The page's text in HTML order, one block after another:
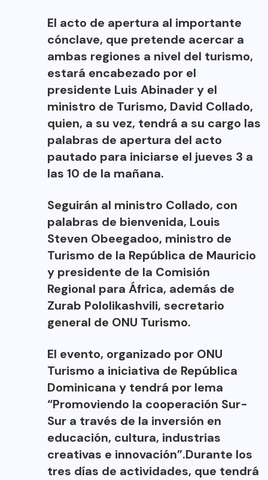
El acto de apertura al importante
cónclave, que pretende acercar a
ambas regiones a nivel del turismo,
estará encabezado por el
presidente Luis Abinader y el
ministro de Turismo, David Collado,
quien, a su vez, tendrá a su cargo las
palabras de apertura del acto
pautado para iniciarse el jueves 3 a
las 10 de la mañana.
Seguirán al ministro Collado, con
palabras de bienvenida, Louis
Steven Obeegadoo, ministro de
Turismo de la República de Mauricio
y presidente de la Comisión
Regional para África, además de
Zurab Pololikashvili, secretario
general de ONU Turismo.
El evento, organizado por ONU
Turismo a iniciativa de República
Dominicana y tendrá por lema
“Promoviendo la cooperación Sur-
Sur a través de la inversión en
educación, cultura, industrias
creativas e innovación”.Durante los
tres días de actividades, que tendrá